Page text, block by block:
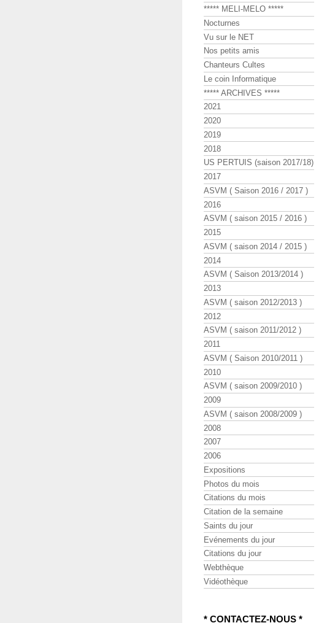
***** MELI-MELO *****
Nocturnes
Vu sur le NET
Nos petits amis
Chanteurs Cultes
Le coin Informatique
***** ARCHIVES *****
2021
2020
2019
2018
US PERTUIS (saison 2017/18)
2017
ASVM ( Saison 2016 / 2017 )
2016
ASVM ( saison 2015 / 2016 )
2015
ASVM ( saison 2014 / 2015 )
2014
ASVM ( Saison 2013/2014 )
2013
ASVM ( saison 2012/2013 )
2012
ASVM ( saison 2011/2012 )
2011
ASVM ( Saison 2010/2011 )
2010
ASVM ( saison 2009/2010 )
2009
ASVM ( saison 2008/2009 )
2008
2007
2006
Expositions
Photos du mois
Citations du mois
Citation de la semaine
Saints du jour
Evénements du jour
Citations du jour
Webthèque
Vidéothèque
* CONTACTEZ-NOUS *